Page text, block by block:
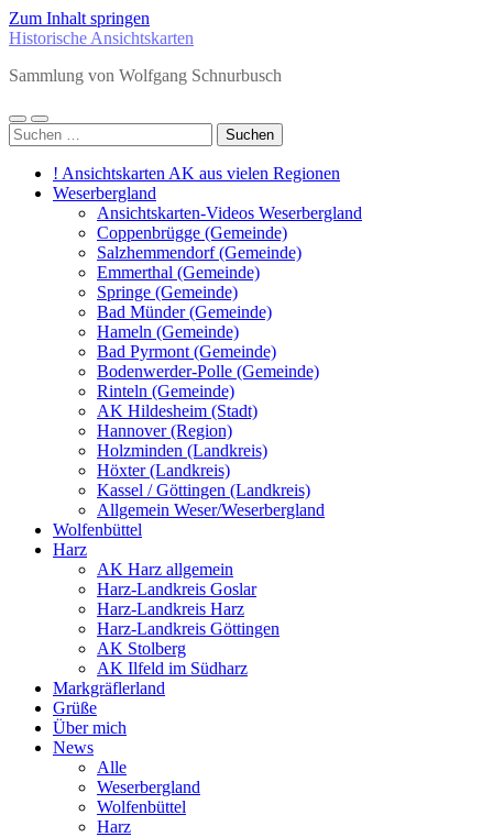
Zum Inhalt springen
Historische Ansichtskarten
Sammlung von Wolfgang Schnurbusch
Mobile-
Menü
Suchfeld
ein-/ausblenden
Suchen
nach:
! Ansichtskarten AK aus vielen Regionen
Weserbergland
Ansichtskarten-Videos Weserbergland
Coppenbrügge (Gemeinde)
Salzhemmendorf (Gemeinde)
Emmerthal (Gemeinde)
Springe (Gemeinde)
Bad Münder (Gemeinde)
Hameln (Gemeinde)
Bad Pyrmont (Gemeinde)
Bodenwerder-Polle (Gemeinde)
Rinteln (Gemeinde)
AK Hildesheim (Stadt)
Hannover (Region)
Holzminden (Landkreis)
Höxter (Landkreis)
Kassel / Göttingen (Landkreis)
Allgemein Weser/Weserbergland
Wolfenbüttel
Harz
AK Harz allgemein
Harz-Landkreis Goslar
Harz-Landkreis Harz
Harz-Landkreis Göttingen
AK Stolberg
AK Ilfeld im Südharz
Markgräflerland
Grüße
Über mich
News
Alle
Weserbergland
Wolfenbüttel
Harz